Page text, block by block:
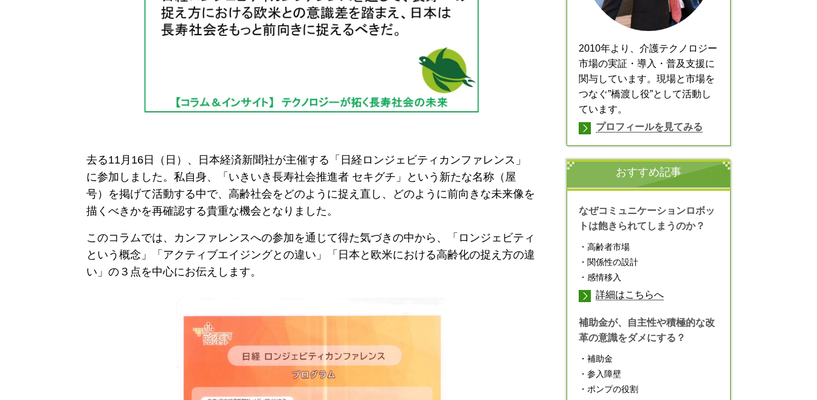
去る11月16日（日）、日本経済新聞社が主催する「日経ロンジェビティカンファレンス」
に参加しました。私自身、「いきいき長寿社会推進者 セキグチ」という新たな名称（屋
号）を掲げて活動する中で、高齢社会をどのように捉え直し、どのように前向きな未来像を
描くべきかを再確認する貴重な機会となりました。
このコラムでは、カンファレンスへの参加を通じて得た気づきの中から、「ロンジェビティ
という概念」「アクティブエイジングとの違い」「日本と欧米における高齢化の捉え方の違
い」の３点を中心にお伝えします。
2010年より、介護テクノロジー
市場の実証・導入・普及支援に
関与しています。現場と市場を
つなぐ”橋渡し役”として活動し
ています。
プロフィールを見てみる
おすすめ記事
なぜコミュニケーションロボッ
トは飽きられてしまうのか？
・高齢者市場
・関係性の設計
・感情移入
詳細はこちらへ
補助金が、自主性や積極的な改
革の意識をダメにする？
・補助金
・参入障壁
・ポンプの役割